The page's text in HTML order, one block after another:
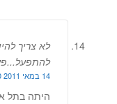
לא צריך
14 במאי 2011 at 23:20
היתה בתל